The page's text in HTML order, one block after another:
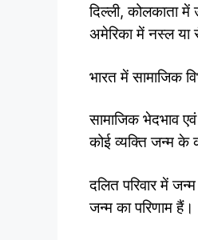
दिल्ली, कोलकाता में
अमेरिका में नस्ल या
भारत में सामाजिक
सामाजिक भेदभाव
कोई व्यक्ति जन्म के
दलित परिवार में
जन्म का परिणाम हैं।